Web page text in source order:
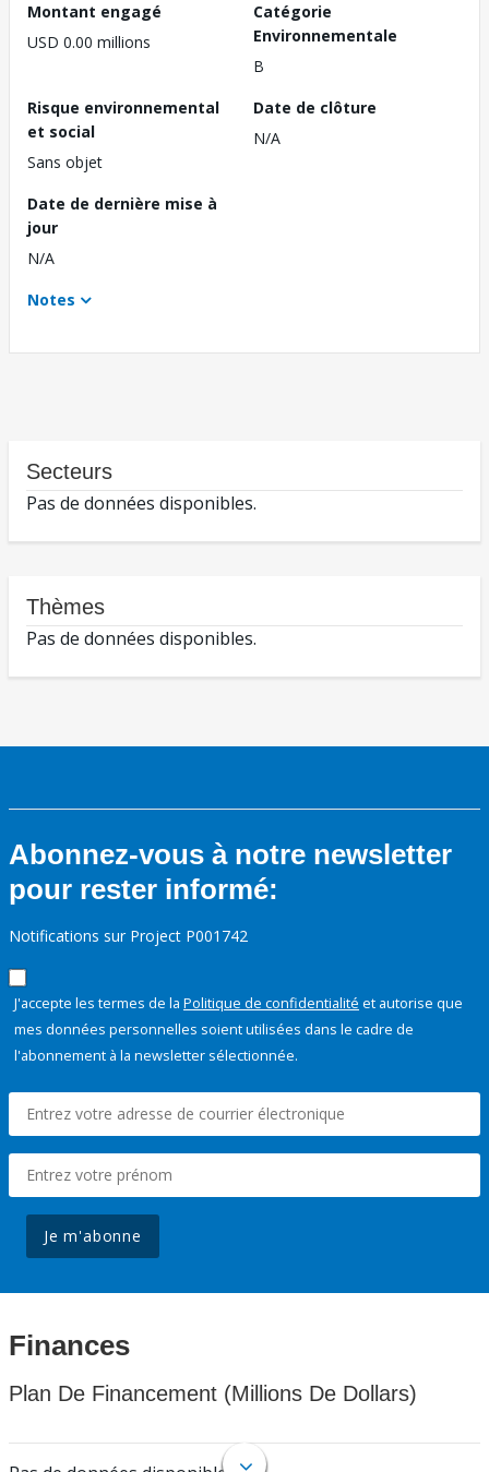
Montant engagé
USD 0.00 millions
Catégorie
Environnementale
B
Risque environnemental
et social
Sans objet
Date de clôture
N/A
Date de dernière mise à
jour
N/A
Notes
Secteurs
Pas de données disponibles.
Thèmes
Pas de données disponibles.
Abonnez-vous à notre newsletter
pour rester informé:
Notifications sur Project P001742
J'accepte les termes de la Politique de confidentialité et autorise que
mes données personnelles soient utilisées dans le cadre de
l'abonnement à la newsletter sélectionnée.
Je m'abonne
Finances
Plan De Financement (Millions De Dollars)